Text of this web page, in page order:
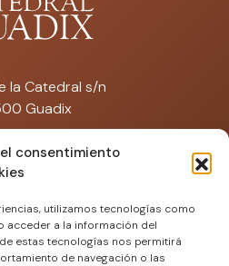
consentimiento
utilizamos tecnologías como
acceder a la información del
estas tecnologías nos permitirá
de navegación o las
la Catedral s/n
Guadix
574 671